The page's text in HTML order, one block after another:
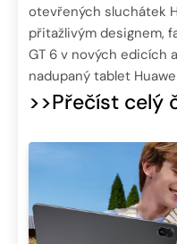
otevřených sluchátek
přitažlivým designem,
GT 6 v nových edicích
nadupaný tablet
>>Přečíst celý